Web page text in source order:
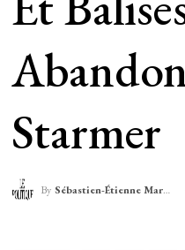
Starmer
By Sébastien-Étienne Marechal